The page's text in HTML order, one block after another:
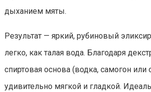
дыханием мяты.
Результат — яркий, рубиновый
легко, как талая вода. Благодаря
спиртовая основа (водка, самогон или
удивительно мягкой и гладкой.